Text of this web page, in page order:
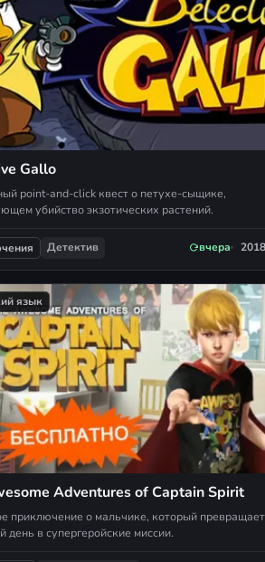
Gallo
point-and-click квест о петухе-сыщике,
убийство экзотических растений.
Детектив вчера 2018
язык
Adventures of Captain Spirit
приключение о мальчике, который превращает
день в супергеройские миссии.